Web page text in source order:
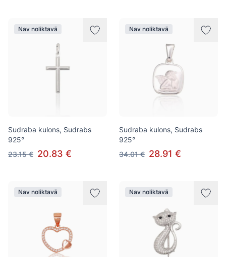
Nav noliktavā
Sudraba kulons, Sudrabs
925°
23.15 € 20.83 €
Nav noliktavā
Sudraba kulons, Sudrabs
925°
34.01 € 28.91 €
Nav noliktavā Nav noliktavā